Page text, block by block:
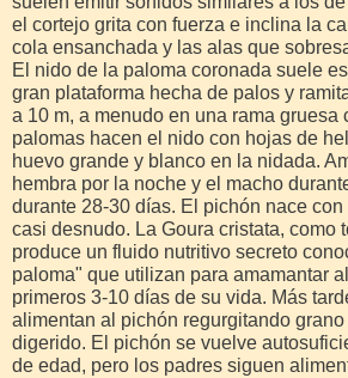
el cortejo grita con fuerza e inclina la
cola ensanchada y las alas que
El nido de la paloma coronada suele
gran plataforma hecha de palos y
a 10 m, a menudo en una rama gruesa
palomas hacen el nido con hojas de
huevo grande y blanco en la nidada.
hembra por la noche y el macho
durante 28-30 días. El pichón nace
casi desnudo. La Goura cristata, como
produce un fluido nutritivo secreto
paloma" que utilizan para amamantar
primeros 3-10 días de su vida. Más
alimentan al pichón regurgitando
digerido. El pichón se vuelve
de edad, pero los padres siguen